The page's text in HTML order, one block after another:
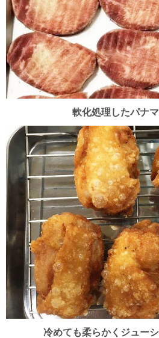
軟化処理したパナ
冷めても柔らかく ジュー